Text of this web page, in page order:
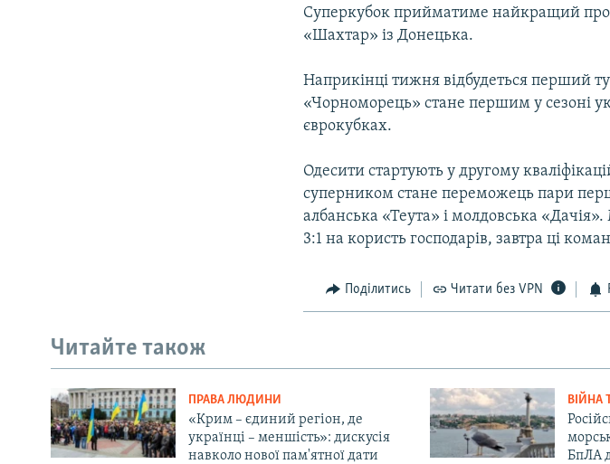
Суперкубок прийматиме найкращий
«Шахтар» із Донецька.
Наприкінці тижня відбудеться перший
«Чорноморець» стане першим у сезоні
єврокубках.
Одесити стартують у другому
суперником стане переможець пари
албанська «Теута» і молдовська
3:1 на користь господарів, завтра ці
Поділитись Читати без VPN
Читайте також
ПРАВА ЛЮДИНИ
«Крим – єдиний регіон, де
українці – меншість»: дискусія
навколо нової пам'ятної дати
ВІЙНА
БпЛА